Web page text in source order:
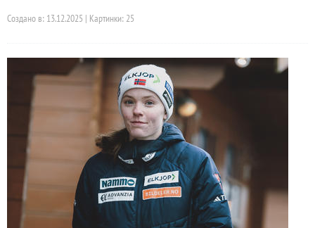
Создано в: 13.12.2025 | Картинки: 25